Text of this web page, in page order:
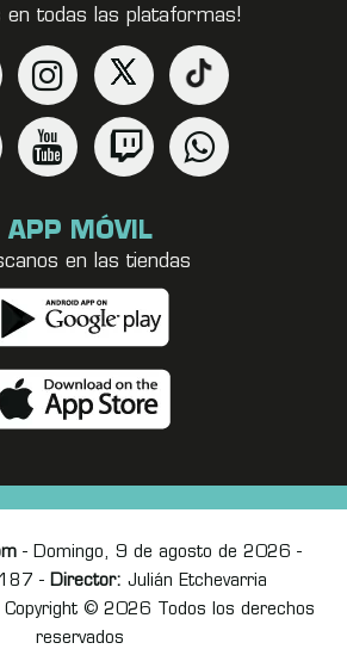
en todas las plataformas!
APP MÓVIL
en las tiendas
- Domingo, 9 de agosto de 2026 -
- Director: Julián Etchevarria
Copyright © 2026 Todos los derechos
reservados